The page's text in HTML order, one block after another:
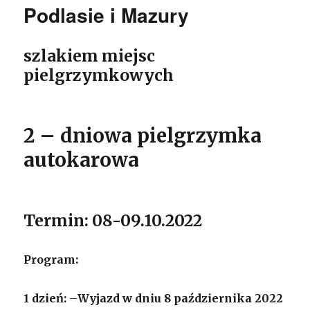
Podlasie i Mazury
szlakiem miejsc
pielgrzymkowych
2 – dniowa pielgrzymka
autokarowa
Termin: 08-09.10.2022
Program:
1 dzień: –Wyjazd w dniu 8 października 2022